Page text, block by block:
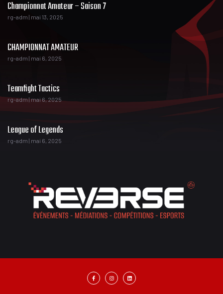
Championnat Amateur – Saison 7
rg-adm mai 13, 2025
CHAMPIONNAT AMATEUR
rg-adm mai 6, 2025
Teamfight Tactics
rg-admmai 6, 2025
League of Legends
rg-adm mai 6, 2025